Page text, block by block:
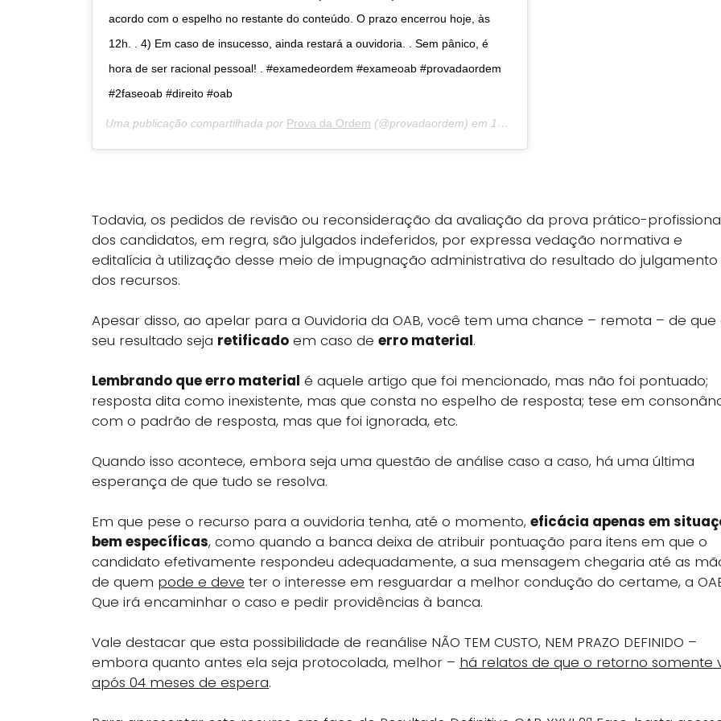
acordo com o espelho no restante do conteúdo. O prazo encerrou hoje, às
12h. . 4) Em caso de insucesso, ainda restará a ouvidoria. . Sem pânico, é
hora de ser racional pessoal! . #examedeordem #exameoab #provadaordem
#2faseoab #direito #oab
Uma publicação compartilhada por Prova da Ordem (@provadaordem) em 13 de Out, 2018 às 8:51 PDT
Todavia, os pedidos de revisão ou reconsideração da avaliação da prova prático-
dos candidatos, em regra, são julgados indeferidos, por expressa vedação normativa e
editalícia à utilização desse meio de impugnação administrativa do resultado do julgamento
dos recursos.
Apesar disso, ao apelar para a Ouvidoria da OAB, você tem uma chance – remota – de que
seu resultado seja retificado em caso de erro material.
Lembrando que erro material é aquele artigo que foi mencionado, mas não foi pontuado;
resposta dita como inexistente, mas que consta no espelho de resposta; tese em
com o padrão de resposta, mas que foi ignorada, etc.
Quando isso acontece, embora seja uma questão de análise caso a caso, há uma última
esperança de que tudo se resolva.
Em que pese o recurso para a ouvidoria tenha, até o momento, eficácia apenas em
bem específicas, como quando a banca deixa de atribuir pontuação para itens em que o
candidato efetivamente respondeu adequadamente, a sua mensagem chegaria até as
de quem pode e deve ter o interesse em resguardar a melhor condução do certame, a
Que irá encaminhar o caso e pedir providências à banca.
Vale destacar que esta possibilidade de reanálise NÃO TEM CUSTO, NEM PRAZO DEFINIDO –
embora quanto antes ela seja protocolada, melhor – há relatos de que o retorno somente
após 04 meses de espera.